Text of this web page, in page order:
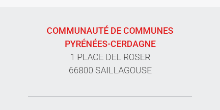
COMMUNAUTÉ DE COMMUNES
PYRÉNÉES-CERDAGNE
1 PLACE DEL ROSER
66800 SAILLAGOUSE